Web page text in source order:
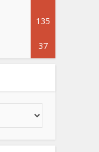
135
37